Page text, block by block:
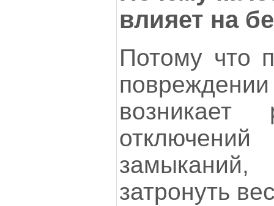
влияет на
Потому что
возникает
затронуть